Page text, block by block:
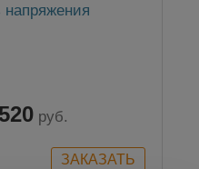
напряжения
руб.